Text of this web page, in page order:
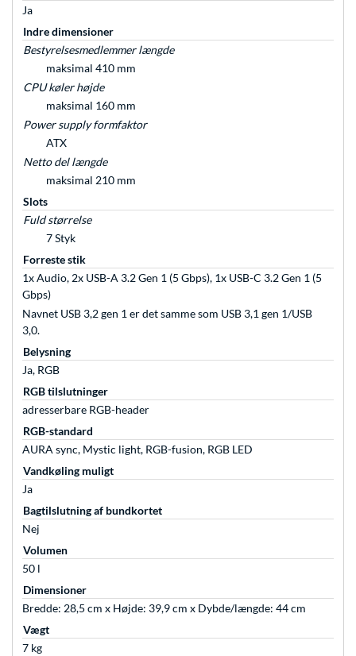
Ja
Indre dimensioner
Bestyrelsesmedlemmer længde
maksimal 410 mm
CPU køler højde
maksimal 160 mm
Power supply formfaktor
ATX
Netto del længde
maksimal 210 mm
Slots
Fuld størrelse
7 Styk
Forreste stik
1x Audio, 2x USB-A 3.2 Gen 1 (5 Gbps), 1x USB-C 3.2 Gen 1 (5
Gbps)
Navnet USB 3,2 gen 1 er det samme som USB 3,1 gen 1/USB
3,0.
Belysning
Ja, RGB
RGB tilslutninger
adresserbare RGB-header
RGB-standard
AURA sync, Mystic light, RGB-fusion, RGB LED
Vandkøling muligt
Ja
Bagtilslutning af bundkortet
Nej
Volumen
50 l
Dimensioner
Bredde: 28,5 cm x Højde: 39,9 cm x Dybde/længde: 44 cm
Vægt
7 kg